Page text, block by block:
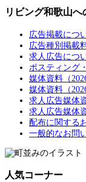
リビング和歌山
広告掲載につ
広告種別掲載
求人広告につ
ポスティング
媒体資料（
媒体資料（
求人広告媒体
求人広告媒体
配布に関する
一般的なお問
人気コーナー